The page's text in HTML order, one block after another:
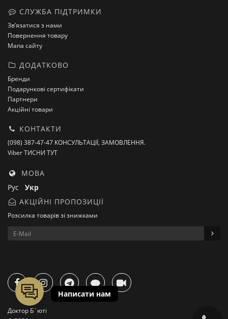
СЛУЖБА ПІДТРИМКИ
Зв’язатися з нами
Повернення товару
Мапа сайту
ДОДАТКОВО
Бренди
Подарункові сертифікати
Партнери
Акційні товари
КОНТАКТИ
(098) 387-47-47 КОНСУЛЬТАЦІЇ, ЗАМОВЛЕННЯ.
Viber ТИСНИ ТУТ
МОВА
Рус Укр
АКЦІЙНІ ПРОПОЗИЦІЇ
Розсилка товарів зі знижками
Доктор Б`юті